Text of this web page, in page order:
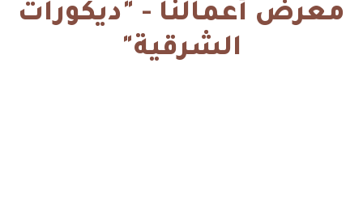
معرض أعمالنا - "ديكورات
الشرقية"